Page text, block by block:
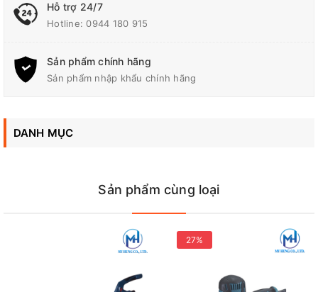
kỹ thuật từ hãng, thiết bị mang đến giải pháp hoàn hảo để thực
hiện các công việc chà nhám trên hệ thống tường, trần nhà
nghiệp, giúp tiết kiệm tối đa thời gian và sức lao động tại công
trình.
Bosch GTR 550 mang lại giải pháp xử lý bề mặt bứt phá với thiết kế
Hỗ trợ 24/7
Hotline:0944 180 915
Sản phẩm chính hãng
Sản phẩm nhập khẩu chính hãng
DANH MỤC
Sản phẩm cùng loại
27%